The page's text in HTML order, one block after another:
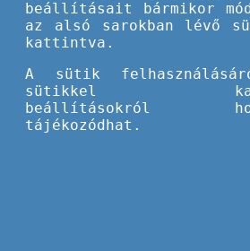
A
Az 1996-ban
felügyelete alatt
amely az általa
beállításait bármikor
az alsó sarokban lévő
kattintva.
A sütik
sütikkel
beállításokról
tájékozódhat.